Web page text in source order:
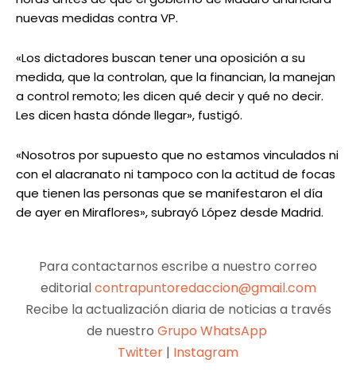
nuevas medidas contra VP.
«Los dictadores buscan tener una oposición a su
medida, que la controlan, que la financian, la manejan
a control remoto; les dicen qué decir y qué no decir.
Les dicen hasta dónde llegar», fustigó.
«Nosotros por supuesto que no estamos vinculados ni
con el alacranato ni tampoco con la actitud de focas
que tienen las personas que se manifestaron el día
de ayer en Miraflores», subrayó López desde Madrid.
Para contactarnos escribe a nuestro correo
editorialcontrapuntoredaccion@gmail.com
Recibe la actualización diaria de noticias a través
de nuestro Grupo WhatsApp
Twitter | Instagram